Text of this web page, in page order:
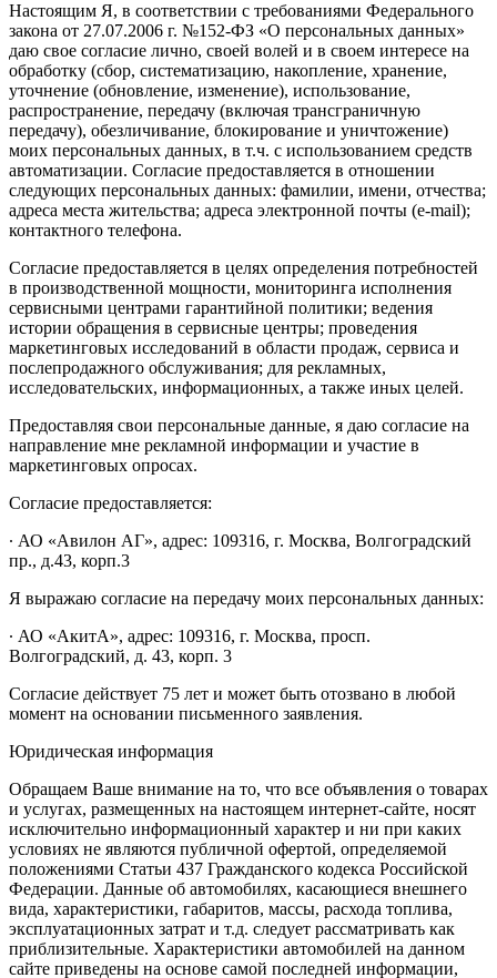
Настоящим Я, в соответствии с требованиями Федерального
закона от 27.07.2006 г. №152-ФЗ «О персональных данных»
даю свое согласие лично, своей волей и в своем интересе на
обработку (сбор, систематизацию, накопление, хранение,
уточнение (обновление, изменение), использование,
распространение, передачу (включая трансграничную
передачу), обезличивание, блокирование и уничтожение)
моих персональных данных, в т.ч. с использованием средств
автоматизации. Согласие предоставляется в отношении
следующих персональных данных: фамилии, имени, отчества;
адреса места жительства; адреса электронной почты (e-mail);
контактного телефона.
Согласие предоставляется в целях определения потребностей
в производственной мощности, мониторинга исполнения
сервисными центрами гарантийной политики; ведения
истории обращения в сервисные центры; проведения
маркетинговых исследований в области продаж, сервиса и
послепродажного обслуживания; для рекламных,
исследовательских, информационных, а также иных целей.
Предоставляя свои персональные данные, я даю согласие на
направление мне рекламной информации и участие в
маркетинговых опросах.
Согласие предоставляется:
∙ АО «Авилон АГ», адрес: 109316, г. Москва, Волгоградский
пр., д.43, корп.3
Я выражаю согласие на передачу моих персональных данных:
∙ АО «АкитА», адрес: 109316, г. Москва, просп.
Волгоградский, д. 43, корп. 3
Согласие действует 75 лет и может быть отозвано в любой
момент на основании письменного заявления.
Юридическая информация
Обращаем Ваше внимание на то, что все объявления о товарах
и услугах, размещенных на настоящем интернет-сайте, носят
исключительно информационный характер и ни при каких
условиях не являются публичной офертой, определяемой
положениями Статьи 437 Гражданского кодекса Российской
Федерации. Данные об автомобилях, касающиеся внешнего
вида, характеристики, габаритов, массы, расхода топлива,
эксплуатационных затрат и т.д. следует рассматривать как
приблизительные. Характеристики автомобилей на данном
сайте приведены на основе самой последней информации,